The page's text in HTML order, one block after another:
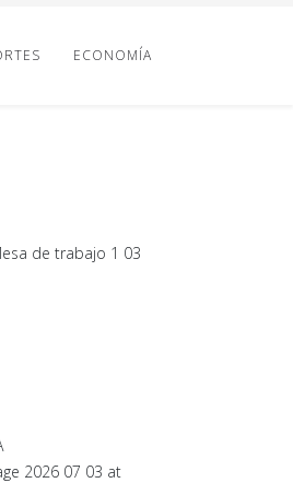
ECONOMÍA